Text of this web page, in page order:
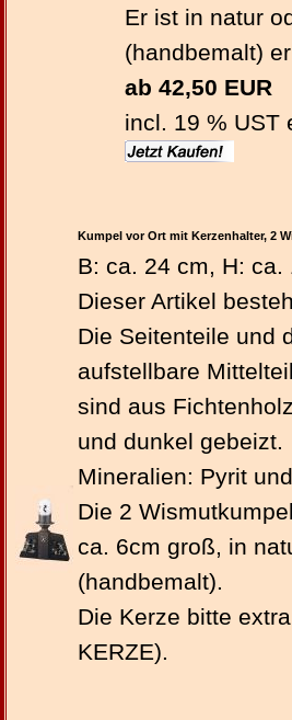
Er ist in natur
(handbemalt)
ab 42,50 EUR
incl. 19 % UST
Kumpel vor Ort mit Kerzenhalter, 2
B: ca. 24 cm, H: ca.
Dieser Artikel
Die Seitenteile und
aufstellbare
sind aus
und dunkel gebeizt.
Mineralien: Pyrit
Die 2
ca. 6cm groß, in
(handbemalt).
Die Kerze bitte
KERZE).